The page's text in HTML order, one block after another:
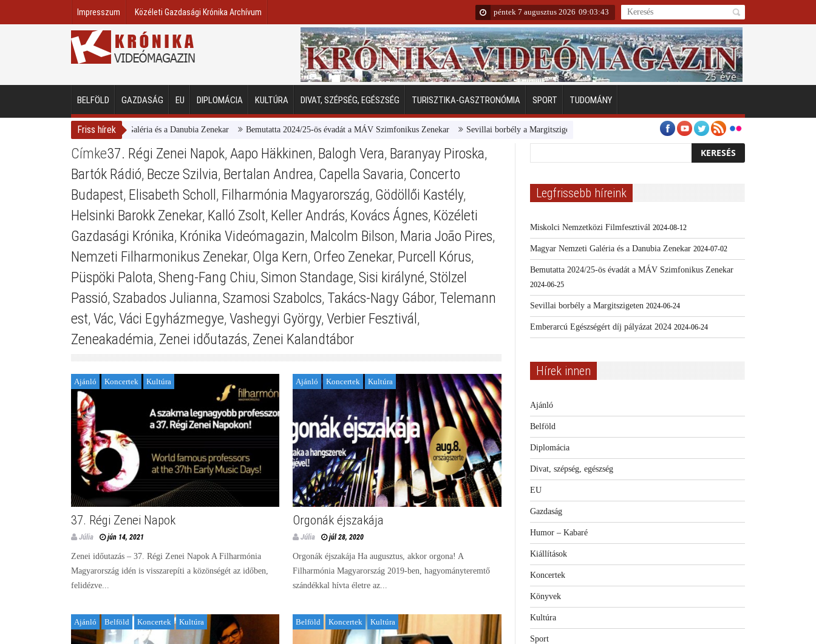
Impresszum Közéleti Gazdasági Krónika Archívum péntek 7 augusztus 2026 09:03:44
BELFÖLD GAZDASÁG EU DIPLOMÁCIA KULTÚRA DIVAT, SZÉPSÉG, EGÉSZSÉG TURISZTIKA-GASZTRONÓMIA SPORT TUDOMÁNY
Friss hírek
Magyar Nemzeti Galéria és a Danubia Zenekar Bemutatta 2024/25-ös évadát a MÁV Szimfonikus Zenekar Sevillai borbély a Margitszigeten Emberarcú Egészségért díj pályázat 2024 Kertész/Kópiák
Címke37. Régi Zenei Napok, Aapo Häkkinen, Balogh Vera, Baranyay Piroska,
Bartók Rádió, Becze Szilvia, Bertalan Andrea, Capella Savaria, Concerto
Budapest, Elisabeth Scholl , Filharmónia Magyarország, Gödöllői Kastély,
Helsinki Barokk Zenekar, Kalló Zsolt, Keller András, Kovács Ágnes, Közéleti
Gazdasági Krónika, Krónika Videómagazin, Malcolm Bilson, Maria João Pires,
Nemzeti Filharmonikus Zenekar, Olga Kern, Orfeo Zenekar, Purcell Kórus,
Püspöki Palota, Sheng-Fang Chiu, Simon Standage, Sisi királyné, Stölzel
Passió, Szabados Julianna, Szamosi Szabolcs, Takács-Nagy Gábor, Telemann
est, Vác, Váci Egyházmegye, Vashegyi György, Verbier Fesztivál ,
Zeneakadémia, Zenei időutazás, Zenei Kalandtábor
Ajánló Koncertek Kultúra
37. Régi Zenei Napok
Júlia jún 14, 2021
Zenei időutazás – 37. Régi Zenei Napok A Filharmónia
Magyarország idén is visszarepíti a közönségét az időben,
felidézve...
Ajánló Koncertek Kultúra
Orgonák éjszakája
Júlia júl 28, 2020
Orgonák éjszakája Ha augusztus, akkor orgona! A
Filharmónia Magyarország 2019-ben, hagyományteremtő
szándékkal hívta életre az...
Ajánló Belföld Koncertek Kultúra Belföld Koncertek Kultúra
Legfrissebb híreink
Miskolci Nemzetközi Filmfesztivál 2024-08-12
Magyar Nemzeti Galéria és a Danubia Zenekar 2024-07-02
Bemutatta 2024/25-ös évadát a MÁV Szimfonikus Zenekar
2024-06-25
Sevillai borbély a Margitszigeten 2024-06-24
Emberarcú Egészségért díj pályázat 2024 2024-06-24
Hírek innen
Ajánló
Belföld
Diplomácia
Divat, szépség, egészség
EU
Gazdaság
Humor – Kabaré
Kiállítások
Koncertek
Könyvek
Kultúra
Sport